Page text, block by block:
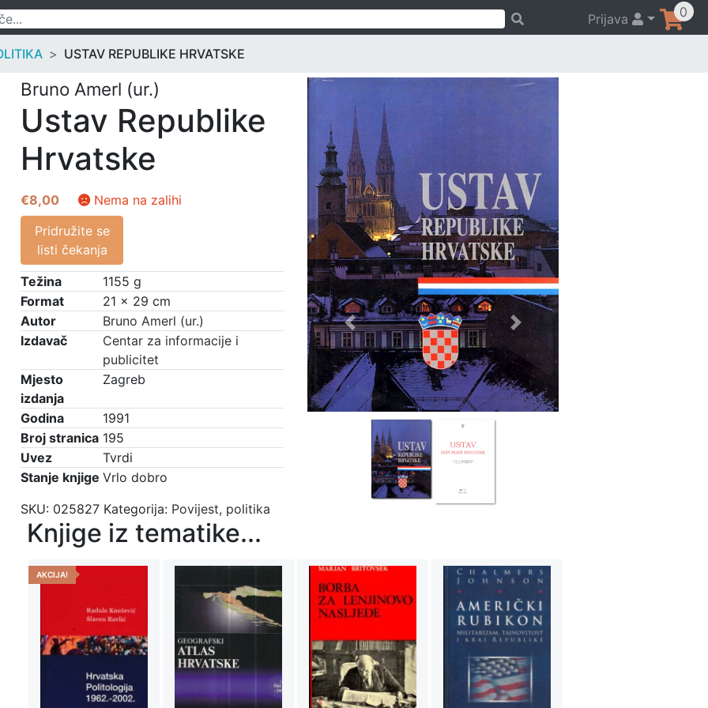
Prijava 0
USTAV REPUBLIKE HRVATSKE
Bruno Amerl (ur.)
Ustav Republike
Hrvatske
€8,00
Nema na zalihi
Pridružite se
listi čekanja
Težina
1155 g
Format
21 × 29 cm
Autor
Bruno Amerl (ur.)
Izdavač
Centar za informacije i
publicitet
Mjesto
izdanja
Zagreb
Godina
1991
Broj stranica 195
Uvez
Tvrdi
Stanje knjige Vrlo dobro
SKU: 025827 Kategorija: Povijest, politika
Previous Next
Knjige iz tematike...
AKCIJA!